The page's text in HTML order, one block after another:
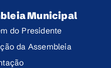
Municipal
do Presidente
da Assembleia